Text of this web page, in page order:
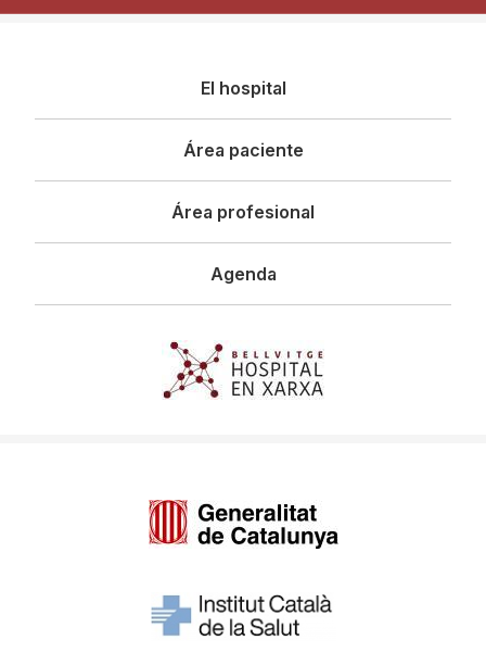
principal
El hospital
Área paciente
Área profesional
Agenda